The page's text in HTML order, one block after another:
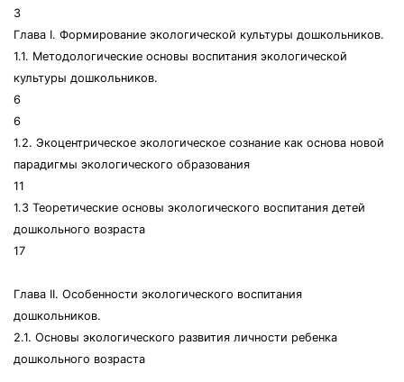
3
Глава I. Формирование экологической культуры дошкольников.
1.1. Методологические основы воспитания экологической
культуры дошкольников.
6
6
1.2. Экоцентрическое экологическое сознание как основа новой
парадигмы экологического образования
11
1.3 Теоретические основы экологического воспитания детей
дошкольного возраста
17
Глава II. Особенности экологического воспитания
дошкольников.
2.1. Основы экологического развития личности ребенка
дошкольного возраста